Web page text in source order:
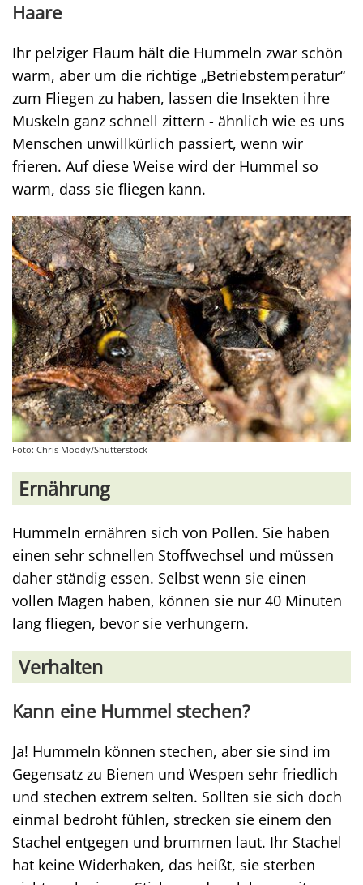
Haare
Ihr pelziger Flaum hält die Hummeln zwar schön
warm, aber um die richtige „Betriebstemperatur“
zum Fliegen zu haben, lassen die Insekten ihre
Muskeln ganz schnell zittern - ähnlich wie es uns
Menschen unwillkürlich passiert, wenn wir
frieren. Auf diese Weise wird der Hummel so
warm, dass sie fliegen kann.
Foto: Chris Moody/Shutterstock
Ernährung
Hummeln ernähren sich von Pollen. Sie haben
einen sehr schnellen Stoffwechsel und müssen
daher ständig essen. Selbst wenn sie einen
vollen Magen haben, können sie nur 40 Minuten
lang fliegen, bevor sie verhungern.
Verhalten
Kann eine Hummel stechen?
Ja! Hummeln können stechen, aber sie sind im
Gegensatz zu Bienen und Wespen sehr friedlich
und stechen extrem selten. Sollten sie sich doch
einmal bedroht fühlen, strecken sie einem den
Stachel entgegen und brummen laut. Ihr Stachel
hat keine Widerhaken, das heißt, sie sterben